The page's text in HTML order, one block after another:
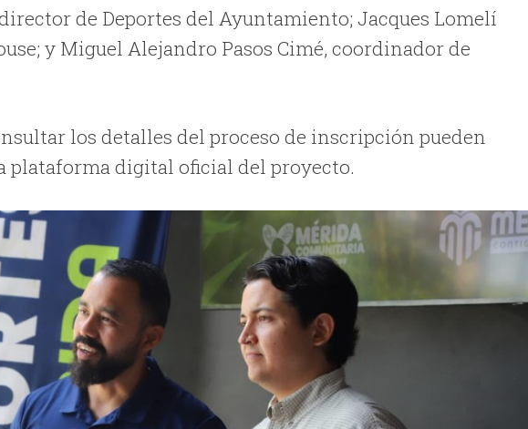
de Deportes del Ayuntamiento; Jacques Lomelí
y Miguel Alejandro Pasos Cimé, coordinador de
los detalles del proceso de inscripción pueden
plataforma digital oficial del proyecto.